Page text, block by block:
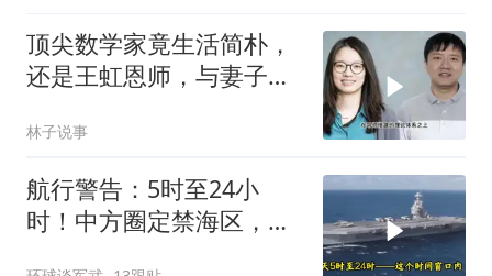
顶尖数学家竟生活简朴，
还是王虹恩师，与妻子合
林子说事
航行警告：5时至24小
时！中方圈定禁海区，美